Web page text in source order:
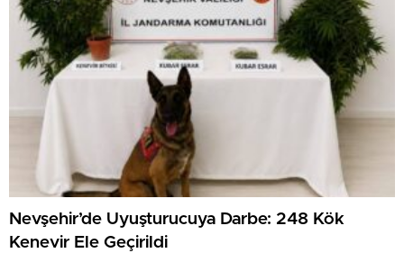
Nevşehir’de Uyuşturucuya Darbe: 248 Kök
Kenevir Ele Geçirildi